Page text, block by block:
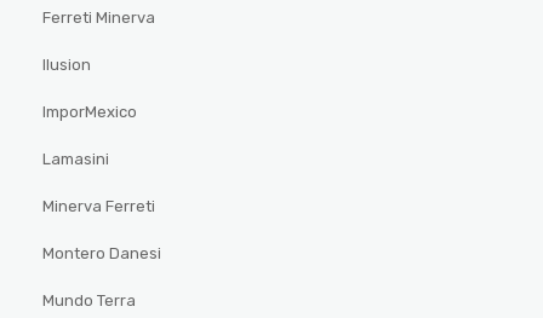
Ferreti Minerva
Ilusion
ImporMexico
Lamasini
Minerva Ferreti
Montero Danesi
Mundo Terra